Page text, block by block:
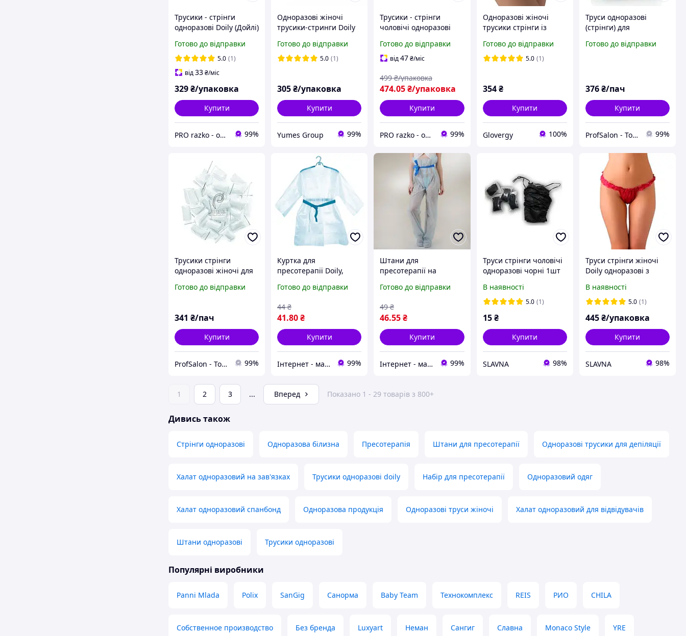
Трусики - стрінги
одноразові Doily (Дойлі)
50 шт/уп
Готово до відправки
5.0 (1)
від33₴/міс
329₴/упаковка
Купити
PRO razko - одноразова продукція для салонів краси 99%
Одноразові жіночі
трусики-стринги Doily
білі
Готово до відправки
5.0 (1)
305₴/упаковка
Купити
Yumes Group 99%
Трусики - стрінги
чоловічі одноразові
40 м/г2, чорні XXL, 50
шт/уп
Готово до відправки
від47₴/міс
474.05₴/упаковка
499 ₴/упаковка
Купити
PRO razko - одноразова продукція для салонів краси 99%
Одноразові жіночі
трусики стрінги із
індивідуальній
упаковці чорного
Готово до відправки
5.0 (1)
354 ₴
Купити
Glovergy 100%
Труси одноразові
(стрінги) для
масажу і спа-процедур,
Готово до відправки
376₴/пач
Купити
ProfSalon - Товари для професіоналів 99%
Трусики стрінги
одноразові жіночі для
Doily
Готово до відправки
341 ₴/пач
Купити
ProfSalon - Товари для професіоналів 99%
Куртка для
пресотерапії Doily,
Готово до відправки
41.80₴
44 ₴
Купити
Інтернет - магазин Odnorazka.ua 99%
Штани для
пресотерапії на
L/XL, блакитні
Готово до відправки
46.55₴
49 ₴
Купити
Інтернет - магазин Odnorazka.ua 99%
Труси стрінги чоловічі
одноразові чорні 1шт
В наявності
5.0 (1)
15 ₴
Купити
SLAVNA 98%
Труси стрінги жіночі
Doily одноразові з
50шт
В наявності
5.0 (1)
445₴/упаковка
Купити
SLAVNA 98%
1 2 3 ... Вперед Показано 1 - 29 товарів з 800+
Дивись також
Стрінги одноразові Одноразова білизна Пресотерапія Штани для пресотерапії Одноразові трусики для депіляції
Халат одноразовий на зав'язках Трусики одноразові doily Набір для пресотерапії Одноразовий одяг
Халат одноразовий спанбонд Одноразова продукція Одноразові труси жіночі Халат одноразовий для відвідувачів
Штани одноразові Трусики одноразові
Популярні виробники
Panni Mlada Polix SanGig Санорма Baby Team Технокомплекс REIS РИО CHILA
Собственное производство Без бренда Luxyart Неман Сангиг Славна Monaco Style YRE